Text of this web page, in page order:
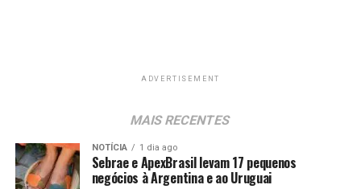
ADVERTISEMENT
MAIS RECENTES
NOTÍCIA 1 dia ago
Sebrae e ApexBrasil levam 17 pequenos
negócios à Argentina e ao Uruguai